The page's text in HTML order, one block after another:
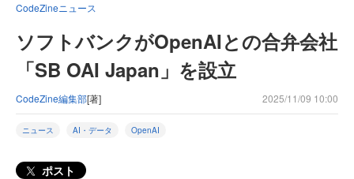
CodeZineニュース
ソフトバンクがOpenAIとの合弁会社
「SB OAI Japan」を設立
CodeZine編集部[著] 2025/11/09 10:00
ニュース AI・データ OpenAI
ポスト